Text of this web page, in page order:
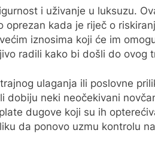
i uživanje u luksuzu.
kada je riječ o
iznosima koji će im
radili kako bi došli do ovog
ulaganja ili poslovne
dobiju neki neočekivani
dugove koji su ih
da ponovo uzmu kontrolu